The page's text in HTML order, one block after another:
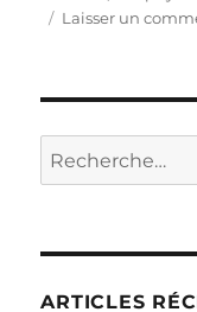
Laisser un
Recherche
pour :
ARTICLES